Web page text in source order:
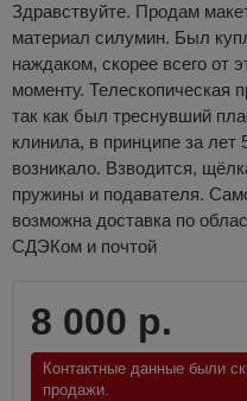
Здравствуйте. Продам
материал силумин. Был
наждаком, скорее всего от
моменту. Телескопическая
так как был треснувший
клинила, в принципе за
возникало. Взводится,
пружины и подавателя.
возможна доставка по
СДЭКом и почтой
8 000 р.
Контактные данные были
продажи.